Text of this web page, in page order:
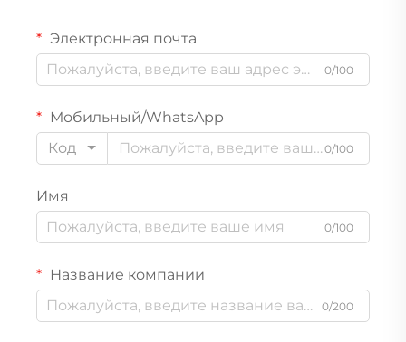
Электронная почта
0/100
Мобильный/WhatsApp
Код
0/100
Имя
0/100
Название компании
0/200